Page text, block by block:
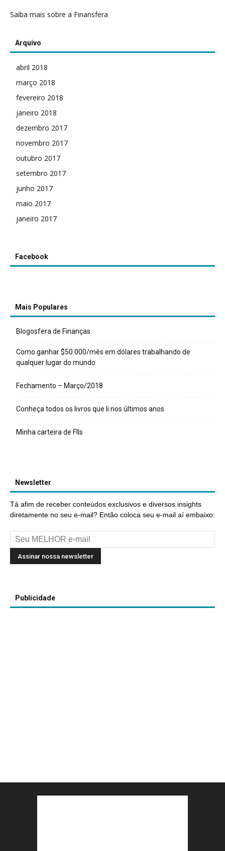
Saiba mais sobre a Finansfera
Arquivo
abril 2018
março 2018
fevereiro 2018
janeiro 2018
dezembro 2017
novembro 2017
outubro 2017
setembro 2017
junho 2017
maio 2017
janeiro 2017
Facebook
Mais Populares
Blogosfera de Finanças
Como ganhar $50.000/mês em dólares trabalhando de
qualquer lugar do mundo
Fechamento – Março/2018
Conheça todos os livros que li nos últimos anos
Minha carteira de FIIs
Newsletter
Tá afim de receber conteúdos exclusivos e diversos insights
diretamente no seu e-mail? Então coloca seu e-mail aí embaixo:
Publicidade